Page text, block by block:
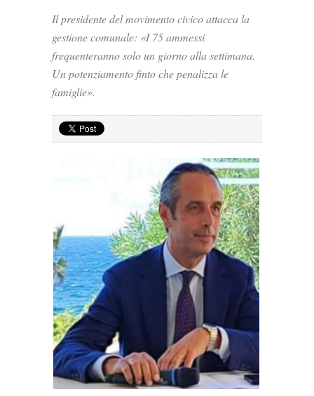
Il presidente del movimento civico attacca la
gestione comunale: «I 75 ammessi
frequenteranno solo un giorno alla settimana.
Un potenziamento finto che penalizza le
famiglie».